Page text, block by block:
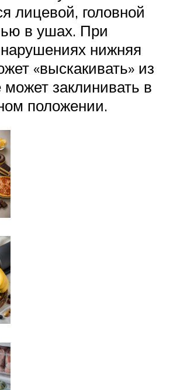
лицевой, головной
в ушах. При
нижняя
«выскакивать» из
может заклинивать в
положении.